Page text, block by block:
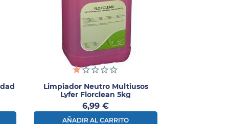
Limpiador Neutro Multiusos
Lyfer Florclean 5kg
Precio
6,99 €
AÑADIR AL CARRITO